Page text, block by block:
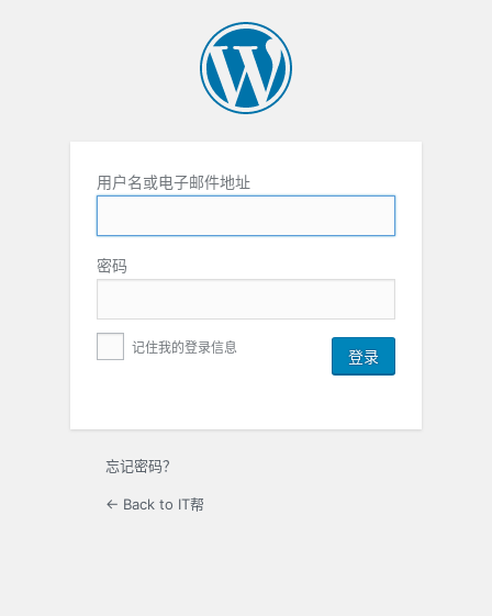
用户名或电子邮件地址
密码
记住我的登录信息
忘记密码？
← Back to IT帮